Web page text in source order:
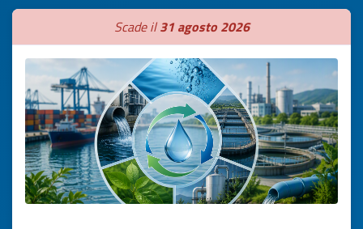
Scade il31 agosto 2026